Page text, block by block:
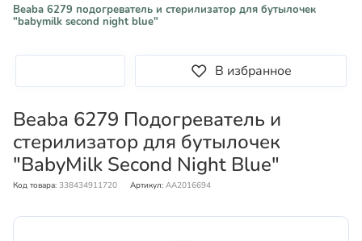
Beaba 6279 подогреватель и стерилизатор для бутылочек
"babymilk second night blue"
В избранное
Beaba 6279 Подогреватель и
стерилизатор для бутылочек
"BabyMilk Second Night Blue"
Код товара: 338434911720 Артикул: AA2016694